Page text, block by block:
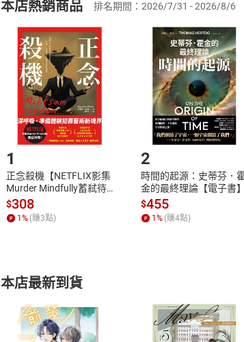
(二)消費者訂購本店鋪之商品即代表知悉
且已下載/存取電子書，不得請求退貨退款。
退貨方式：您欲取消訂單或辦理退貨時，請
貨」，本店鋪將依您的申請進行審核，待審
請注意，樂天市場須以整筆訂單為單位進行
挑選商品
Choose
放入購物車
Shopping cart
購書後，如何開始使用？
Step1.選擇閱讀載具
本店熱銷商品 排名期間：2026/7/31 - 2026/8/6
1
正念殺機【NETFLIX影集
Murder Mindfully蓄弒待
發】【電子書】
$308
1 % (賺3點)
2
時間的起源：史蒂芬．
金的最終理論【電子書】
$455
1 % (賺4點)
本店最新到貨